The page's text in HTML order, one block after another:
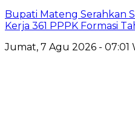
Bupati Mateng Serahkan
Kerja 361 PPPK Formasi
Jumat, 7 Agu 2026 - 07:01